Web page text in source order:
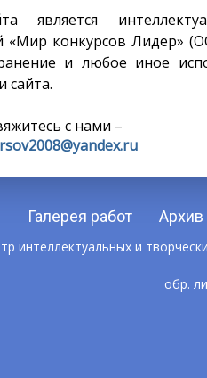
является
«Мир конкурсов Лидер»
и любое иное
сайта.
с нами –
Галерея работ Архив
интеллектуальных и
обр.